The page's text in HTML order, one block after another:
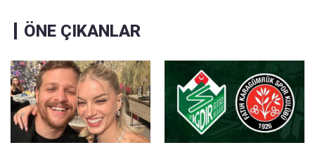
ÖNE ÇIKANLAR